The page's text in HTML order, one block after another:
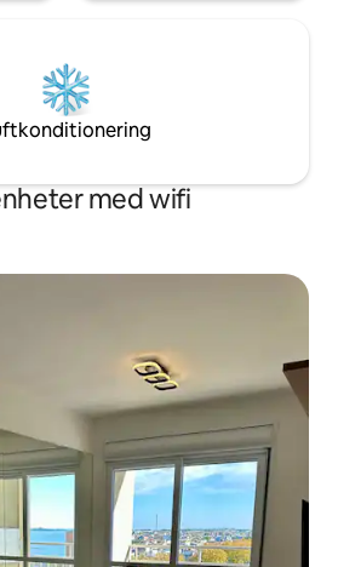
med wifi